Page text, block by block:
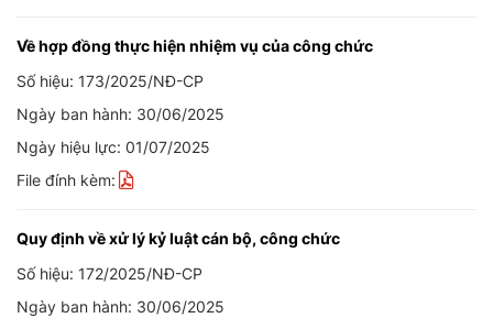
Về hợp đồng thực hiện nhiệm vụ của công chức
Số hiệu: 173/2025/NĐ-CP
Ngày ban hành: 30/06/2025
Ngày hiệu lực: 01/07/2025
File đính kèm:
Quy định về xử lý kỷ luật cán bộ, công chức
Số hiệu: 172/2025/NĐ-CP
Ngày ban hành: 30/06/2025